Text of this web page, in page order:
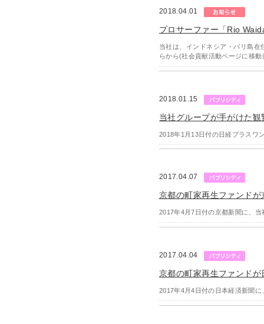
2018.04.01
プロサーファー「Rio
当社は、インドネシア・バリ島
らから(社会貢献活動ページに移動
2018.01.15
当社グループが手がけた
2018年1月13日付の日経プラスワ
2017.04.07
京都の町家再生ファンド
2017年4月7日付の京都新聞に、
2017.04.04
京都の町家再生ファンド
2017年4月4日付の日本経済新聞